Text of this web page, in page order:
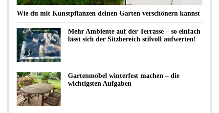
Wie du mit Kunstpflanzen deinen Garten verschönern kannst
Mehr Ambiente auf der Terrasse – so einfach
lässt sich der Sitzbereich stilvoll aufwerten!
Gartenmöbel winterfest machen – die
wichtigsten Aufgaben